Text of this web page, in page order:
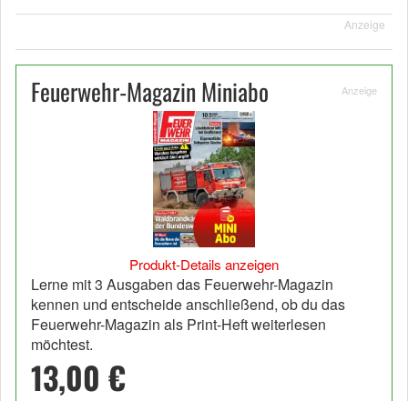
Anzeige
Feuerwehr-Magazin Miniabo Anzeige
Produkt-Details anzeigen
Lerne mit 3 Ausgaben das Feuerwehr-Magazin
kennen und entscheide anschließend, ob du das
Feuerwehr-Magazin als Print-Heft weiterlesen
möchtest.
13,00 €